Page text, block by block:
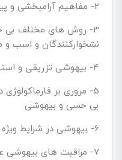
2- مفاهیم آرامبخشی و پیش بیهوشی
3- روش های مختلف بی
نشخوارکنندگان و اسب و
4- بیهوشی تزریقی و استنشاقی در اسب
5- مروری بر
بی حسی و بیهوشی
6- بیهوشی در شرایط ویژه
7- مراقبت های بیهوشی